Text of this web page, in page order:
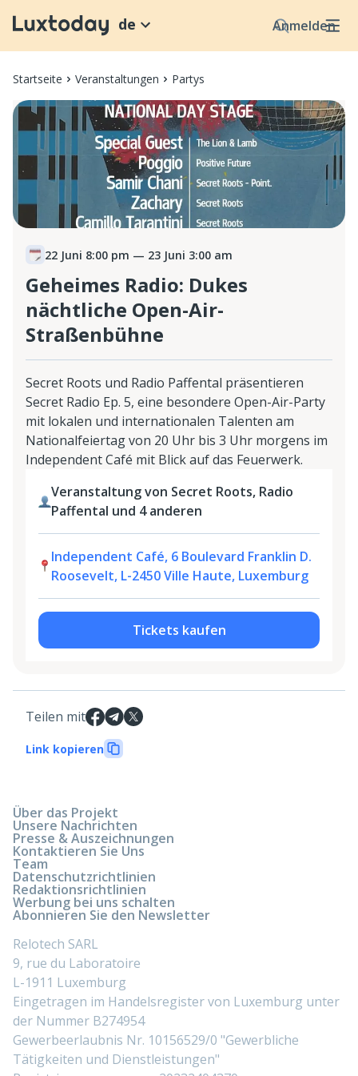
Anmelden
de
Startseite Veranstaltungen Partys
22 Juni 8:00 pm — 23 Juni 3:00 am
Geheimes Radio: Dukes
nächtliche Open-Air-
Straßenbühne
Secret Roots und Radio Paffental präsentieren
Secret Radio Ep. 5, eine besondere Open-Air-Party
mit lokalen und internationalen Talenten am
Nationalfeiertag von 20 Uhr bis 3 Uhr morgens im
Independent Café mit Blick auf das Feuerwerk.
Veranstaltung von Secret Roots, Radio
Paffental und 4 anderen
Independent Café, 6 Boulevard Franklin D.
Roosevelt, L-2450 Ville Haute, Luxemburg
Tickets kaufen
Teilen mit
Link kopieren
Über das Projekt
Unsere Nachrichten
Presse & Auszeichnungen
Kontaktieren Sie Uns
Team
Datenschutzrichtlinien
Redaktionsrichtlinien
Werbung bei uns schalten
Abonnieren Sie den Newsletter
Relotech SARL
9, rue du Laboratoire
L-1911 Luxemburg
Eingetragen im Handelsregister von Luxemburg unter
der Nummer B274954
Gewerbeerlaubnis Nr. 10156529/0 "Gewerbliche
Tätigkeiten und Dienstleistungen"